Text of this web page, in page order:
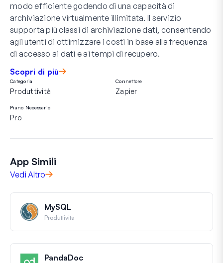
modo efficiente godendo di una capacità di
archiviazione virtualmente illimitata. Il servizio
supporta più classi di archiviazione dati, consentendo
agli utenti di ottimizzare i costi in base alla frequenza
di accesso ai dati e ai tempi di recupero.
Scopri di più
Categoria
Produttività
Connettore
Zapier
Piano Necessario
Pro
App Simili
Vedi Altro
MySQL
Produttività
PandaDoc